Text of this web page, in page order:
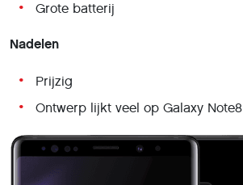
Grote batterij
Nadelen
Prijzig
Ontwerp lijkt veel op Galaxy Note8